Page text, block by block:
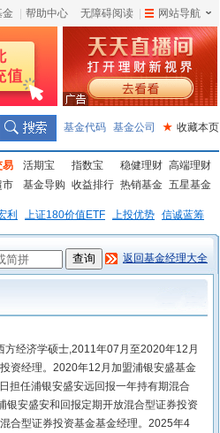
金 帮助中心 无障碍阅读 网站导航
基金代码 基金公司 ★ 收藏本页
易 活期宝 指数宝 稳健理财 高端理财
市
基金导购 收益排行 热销基金 五星基金
利 上证180价值ETF 上投优势 信诚蓝筹
返回基金经理大全
方经济学硕士,2011年07月至2020年12月
资经理。2020年12月加盟浦银安盛基金
担任浦银安盛安远回报一年持有期混合
安盛安和回报定期开放混合型证券投资
合型证券投资基金基金经理。2025年4